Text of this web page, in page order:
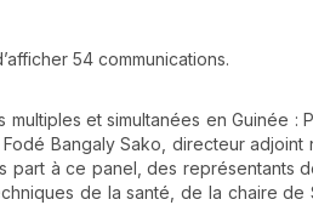
54 communications.
multiples et simultanées en Guinée
Bangaly Sako, directeur
part à ce panel, des représentants
de la santé, de la chaire